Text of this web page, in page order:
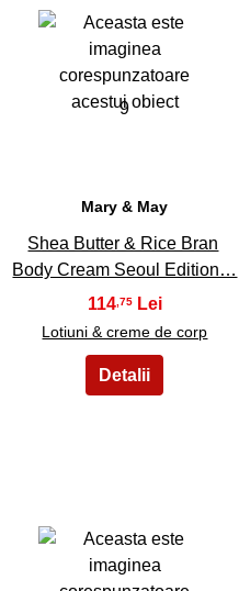
9
Mary & May
Shea Butter & Rice Bran
Body Cream Seoul Edition…
114 ,75
Lotiuni & creme de corp